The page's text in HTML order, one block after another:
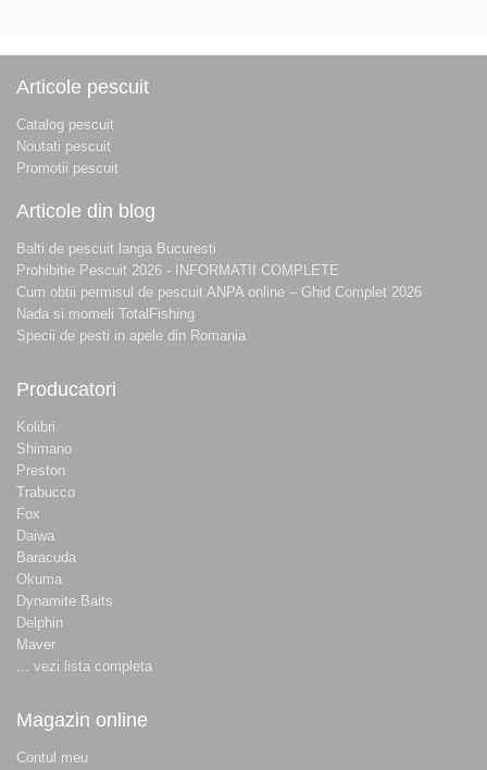
Articole pescuit
Catalog pescuit
Noutati pescuit
Promotii pescuit
Articole din blog
Balti de pescuit langa Bucuresti
Prohibitie Pescuit 2026 - INFORMATII COMPLETE
Cum obtii permisul de pescuit ANPA online – Ghid Complet 2026
Nada si momeli TotalFishing
Specii de pesti in apele din Romania
Producatori
Kolibri
Shimano
Preston
Trabucco
Fox
Daiwa
Baracuda
Okuma
Dynamite Baits
Delphin
Maver
... vezi lista completa
Magazin online
Contul meu